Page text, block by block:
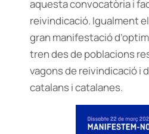
aquesta convocatòria i
reivindicació. Igualment
gran manifestació
tren des de poblacions
vagons de reivindicació i
catalans i catalanes.